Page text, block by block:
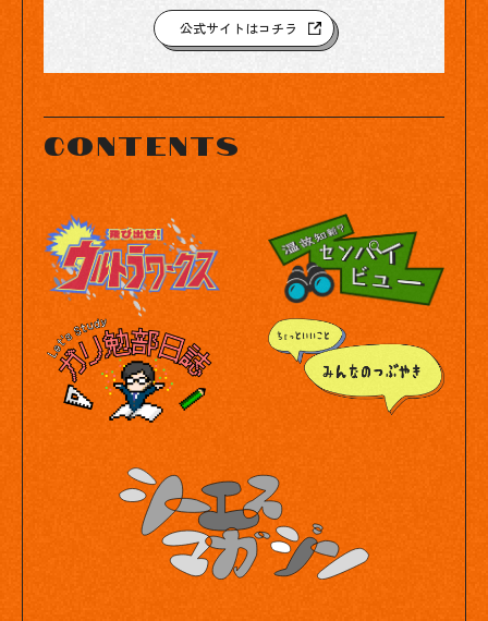
公式サイトはコチラ
contents